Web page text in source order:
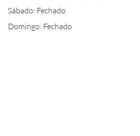
Sábado: Fechado
Domingo: Fechado